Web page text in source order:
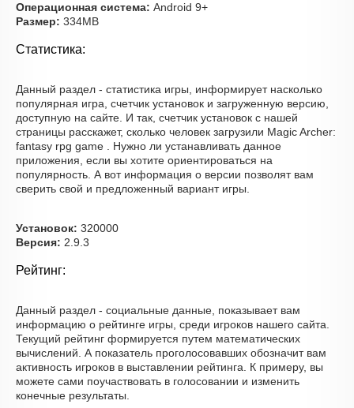
Операционная система: Android 9+
Размер: 334MB
Статистика:
Данный раздел - статистика игры, информирует насколько
популярная игра, счетчик установок и загруженную версию,
доступную на сайте. И так, счетчик установок с нашей
страницы расскажет, сколько человек загрузили Magic Archer:
fantasy rpg game . Нужно ли устанавливать данное
приложения, если вы хотите ориентироваться на
популярность. А вот информация о версии позволят вам
сверить свой и предложенный вариант игры.
Установок: 320000
Версия: 2.9.3
Рейтинг:
Данный раздел - социальные данные, показывает вам
информацию о рейтинге игры, среди игроков нашего сайта.
Текущий рейтинг формируется путем математических
вычислений. А показатель проголосовавших обозначит вам
активность игроков в выставлении рейтинга. К примеру, вы
можете сами поучаствовать в голосовании и изменить
конечные результаты.